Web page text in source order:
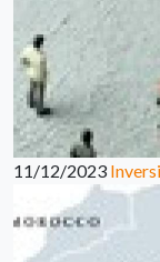
11/12/2023